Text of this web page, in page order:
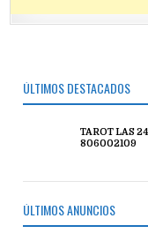
ÚLTIMOS DESTACADOS
TAROT LAS
806002109
ÚLTIMOS ANUNCIOS